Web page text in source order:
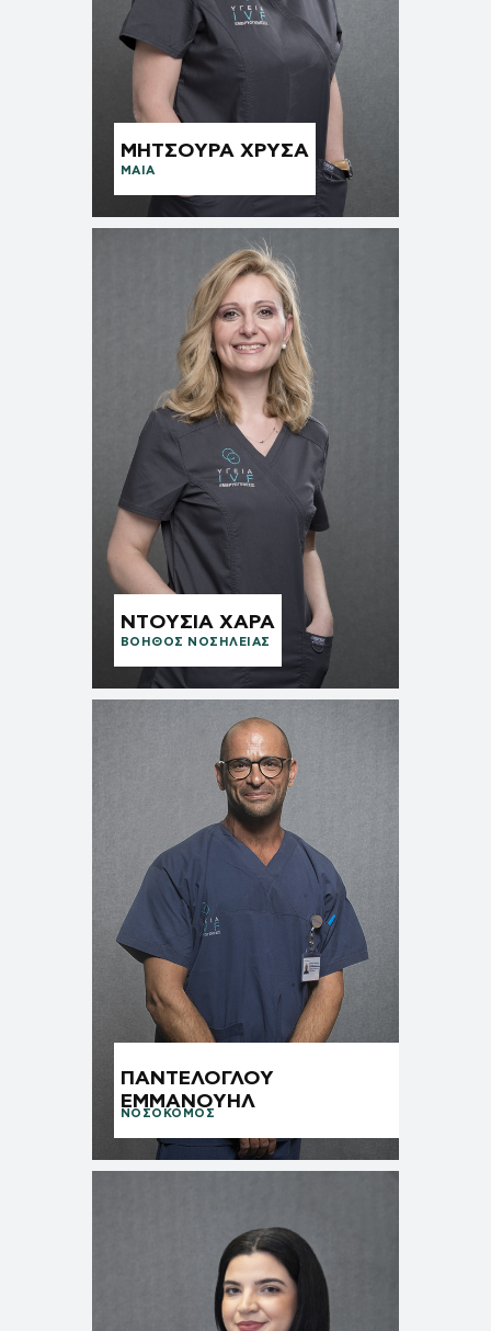
ΜΗΤΣΟΥΡΑ ΧΡΥΣΑ
ΜΑΊΑ
ΝΤΟΥΣΙΑ ΧΑΡΑ
ΒΟΗΘΟΣ ΝΟΣΗΛΕΙΑΣ
ΠΑΝΤΕΛΟΓΛΟΥ
ΕΜΜΑΝΟΥΗΛ
ΝΟΣΟΚΟΜΟΣ